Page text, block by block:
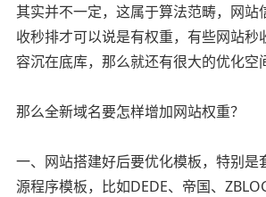
其实并不一定，这属于算法范畴，网站
收秒排才可以说是有权重，有些网站秒
容沉在底库，那么就还有很大的优化空
那么全新域名要怎样增加网站权重？
一、网站搭建好后要优化模板，特别是
源程序模板，比如DEDE、帝国、